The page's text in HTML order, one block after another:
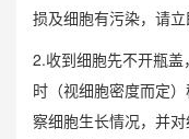
损及细胞有污染，请立
2.收到细胞先不开瓶
时（视细胞密度而定
察细胞生长情况，并